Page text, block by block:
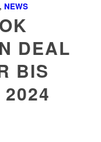
, NEWS
DEAL
BIS
2024